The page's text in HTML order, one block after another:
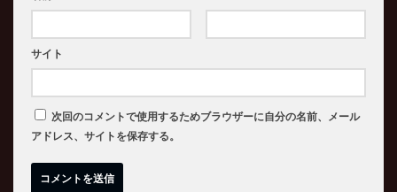
サイト
次回のコメントで使用するためブラウザーに自分の名前、メール
アドレス、サイトを保存する。